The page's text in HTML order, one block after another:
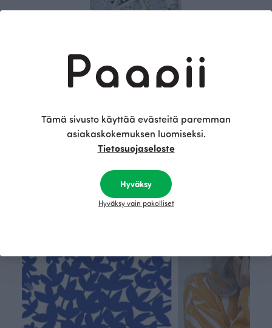
Harmaa
49.00 EUR
Tämä on Paapii
Tämä sivusto käyttää evästeitä paremman
asiakaskokemuksen luomiseksi.
Tietosuojaseloste
Hyväksy
Hyväksy vain pakolliset